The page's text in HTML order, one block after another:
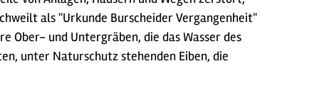
als "Urkunde Burscheider Vergangenheit"
Ober- und Untergräben, die das Wasser des
unter Naturschutz stehenden Eiben, die